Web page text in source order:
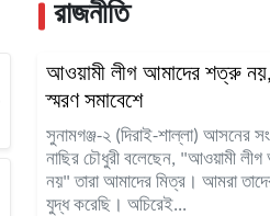
রাজনীতি
আওয়ামী লীগ আমাদের শত্রু
স্মরণ সমাবেশে
সুনামগঞ্জ-২ (দিরাই-শাল্লা) আসনের
নাছির চৌধুরী বলেছেন, "আওয়ামী
নয়" তারা আমাদের মিত্র। আমরা
যুদ্ধ করেছি। অচিরেই...